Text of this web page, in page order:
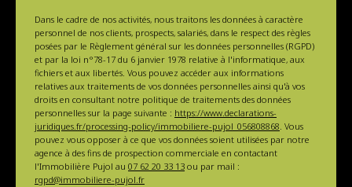
Dans le cadre de nos activités, nous traitons les données à caractère
personnel de nos clients, prospects, salariés, dans le respect des règles
posées par le Règlement général sur les données personnelles (RGPD)
et par la loi n°78-17 du 6 janvier 1978 relative à l'informatique, aux
fichiers et aux libertés. Vous pouvez accéder aux informations
relatives aux traitements de vos données personnelles ainsi qu'à vos
droits en consultant notre politique de traitements des données
personnelles sur la page suivante : https://www.declarations-
juridiques.fr/processing-policy/immobiliere-pujol_056808868. Vous
pouvez vous opposer à ce que vos données soient utilisées par notre
agence à des fins de prospection commerciale en contactant
l'Immobilière Pujol au 07 62 20 33 13 ou par mail :
rgpd@immobiliere-pujol.fr